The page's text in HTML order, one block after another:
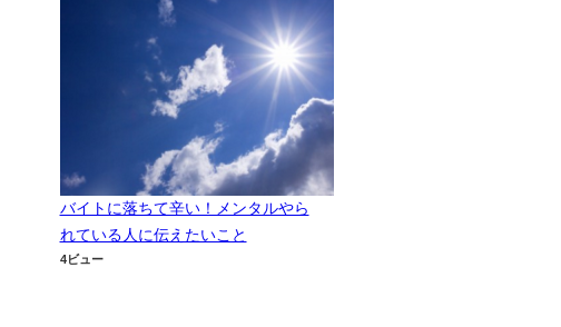
バイトに落ちて辛い！メンタルやら
れている人に伝えたいこと
4ビュー